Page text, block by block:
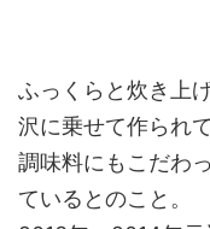
ふっくらと炊き上
沢に乗せて作られ
調味料にもこだわ
ているとのこと。